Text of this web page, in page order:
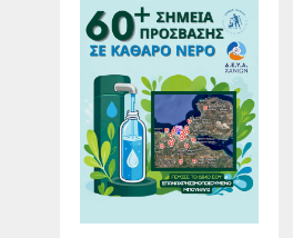
Επαναλειτουργία
του συστήματος
SeaTrac στην
παραλία του Αγίου
Ονουφρίου
με